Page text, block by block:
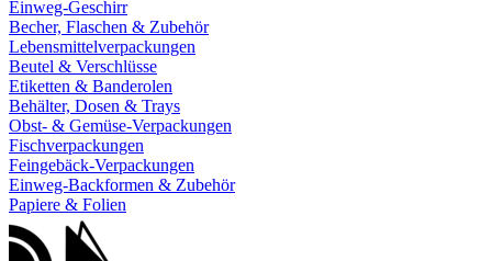
Einweg-Geschirr
Becher, Flaschen & Zubehör
Lebensmittelverpackungen
Beutel & Verschlüsse
Etiketten & Banderolen
Behälter, Dosen & Trays
Obst- & Gemüse-Verpackungen
Fischverpackungen
Feingebäck-Verpackungen
Einweg-Backformen & Zubehör
Papiere & Folien